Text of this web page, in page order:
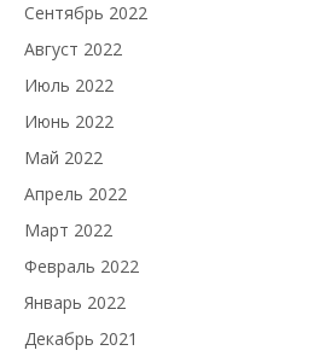
Сентябрь 2022
Август 2022
Июль 2022
Июнь 2022
Май 2022
Апрель 2022
Март 2022
Февраль 2022
Январь 2022
Декабрь 2021